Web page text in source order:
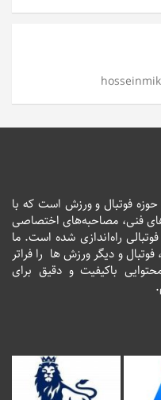
فوتبال و ورزش است که با
فنی، مصاحبه‌های اختصاصی
راه‌اندازی شده است. ما
و دیگر ورزش ها را فراتر
باکیفیت و دقیق برای